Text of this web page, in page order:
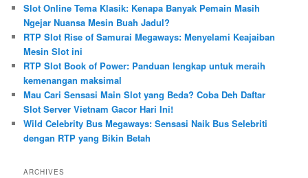
h
Slot Online Tema Klasik: Kenapa Banyak Pemain Masih
Ngejar Nuansa Mesin Buah Jadul?
RTP Slot Rise of Samurai Megaways: Menyelami Keajaiban
Mesin Slot ini
RTP Slot Book of Power: Panduan lengkap untuk meraih
kemenangan maksimal
Mau Cari Sensasi Main Slot yang Beda? Coba Deh Daftar
Slot Server Vietnam Gacor Hari Ini!
Wild Celebrity Bus Megaways: Sensasi Naik Bus Selebriti
dengan RTP yang Bikin Betah
ARCHIVES